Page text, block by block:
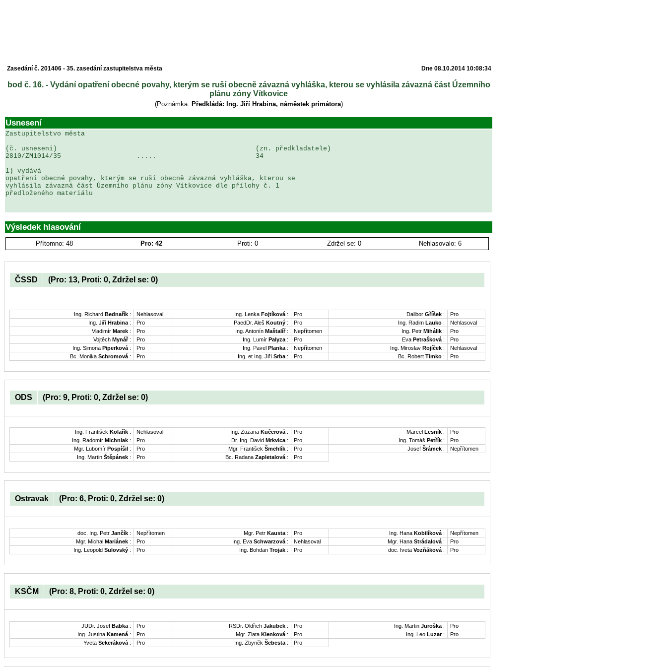
Zasedání č. 201406 - 35. zasedání zastupitelstva města Dne 08.10.2014 10:08:34
bod č. 16. - Vydání opatření obecné povahy, kterým se ruší obecně závazná vyhláška, kterou se vyhlásila závazná část Územního
plánu zóny Vítkovice
(Poznámka: Předkládá: Ing. Jiří Hrabina, náměstek primátora)
Usnesení
Zastupitelstvo města
(č. usneseni)                                                  (zn. předkladatele)
2810/ZM1014/35                   .....                         34
1) vydává
opatření obecné povahy, kterým se ruší obecně závazná vyhláška, kterou se
vyhlásila závazná část Územního plánu zóny Vítkovice dle přílohy č. 1
předloženého materiálu
Výsledek hlasování
Přítomno: 48 Pro: 42 Proti: 0 Zdržel se: 0 Nehlasovalo: 6
ČSSD (Pro: 13, Proti: 0, Zdržel se: 0)
Ing. Richard Bednařík : Nehlasoval Ing. Lenka Fojtíková : Pro Dalibor Gříšek :
Pro
Ing. Jiří Hrabina : Pro PaedDr. Aleš Koutný : Pro Ing. Radim Lauko :
Nehlasoval
Vladimír Marek : Pro Ing. Antonín Maštalíř: Nepřítomen Ing. Petr Mihálik :
Pro
Vojtěch Mynář: Pro Ing. Lumír Palyza : Pro Eva Petrašková :
Pro
Ing. Simona Piperková : Pro Ing. Pavel Planka : Nepřítomen Ing. Miroslav Rojíček :
Nehlasoval
Bc. Monika Schromová : Pro Ing. et Ing. Jiří Srba : Pro Bc. Robert Timko : Pro
ODS (Pro: 9, Proti: 0, Zdržel se: 0)
Ing. František Kolařík : Nehlasoval Ing. Zuzana Kučerová: Pro Marcel Lesník :
Pro
Ing. Radomír Michniak : Pro Dr. Ing. David Mrkvica: Pro Ing. Tomáš Petřík :
Pro
Mgr. Lubomír Pospíšil : Pro Mgr. František Šmehlík : Pro Josef Šrámek :
Nepřítomen
Ing. Martin Štěpánek : Pro Bc. Radana Zapletalová: Pro
Ostravak (Pro: 6, Proti: 0, Zdržel se: 0)
doc. Ing. Petr Jančík : Nepřítomen Mgr. Petr Kausta : Pro Ing. Hana Kobilíková :
Nepřítomen
Mgr. Michal Mariánek : Pro Ing. Eva Schwarzová : Nehlasoval Mgr. Hana Strádalová :
Pro
Ing. Leopold Sulovský : Pro Ing. Bohdan Trojak : Pro doc. Iveta Vozňáková : Pro
KSČM (Pro: 8, Proti: 0, Zdržel se: 0)
JUDr. Josef Babka : Pro RSDr. Oldřich Jakubek : Pro Ing. Martin Juroška :
Pro
Ing. Justina Kamená : Pro Mgr. Zlata Klenková : Pro Ing. Leo Luzar:
Pro
Yveta Sekeráková : Pro Ing. Zbyněk Šebesta : Pro